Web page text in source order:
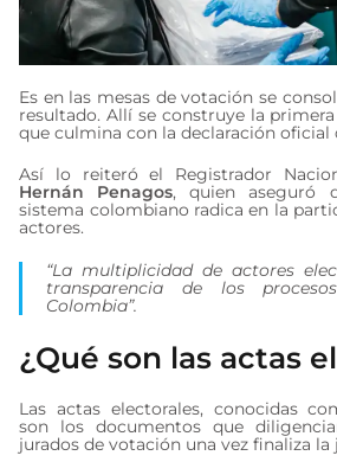
Es en las mesas de votación se
resultado. Allí se construye la
que culmina con la declaración oficial
Así lo reiteró el Registrador
Hernán Penagos, quien aseguró
sistema colombiano radica en la
actores.
“La multiplicidad de actores
transparencia de los
Colombia”.
¿Qué son las actas
Las actas electorales, conocidas
son los documentos que
jurados de votación una vez finaliza la